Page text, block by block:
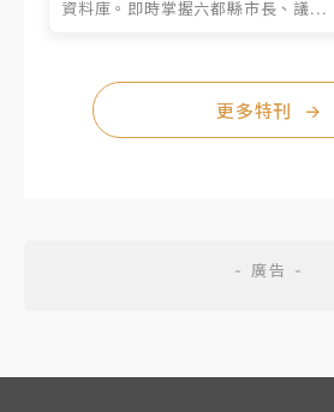
資料庫。即時掌握六都縣市長、議...
更多特刊 →